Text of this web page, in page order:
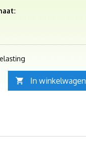
 In winkelwagen